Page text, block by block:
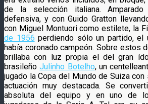
de la selección italiana.
defensiva, y con Guido Gratton
con Miguel Montuori como estilete, la
de 1956 perdiendo sólo un partido, el
había coronado campeón. Sobre estos
brillaba con luz propia el del gran
brasileñoJulinho Botelho, un
jugado la Copa del Mundo de Suiza
actuación muy destacada. Se
absoluta del equipo y en uno de